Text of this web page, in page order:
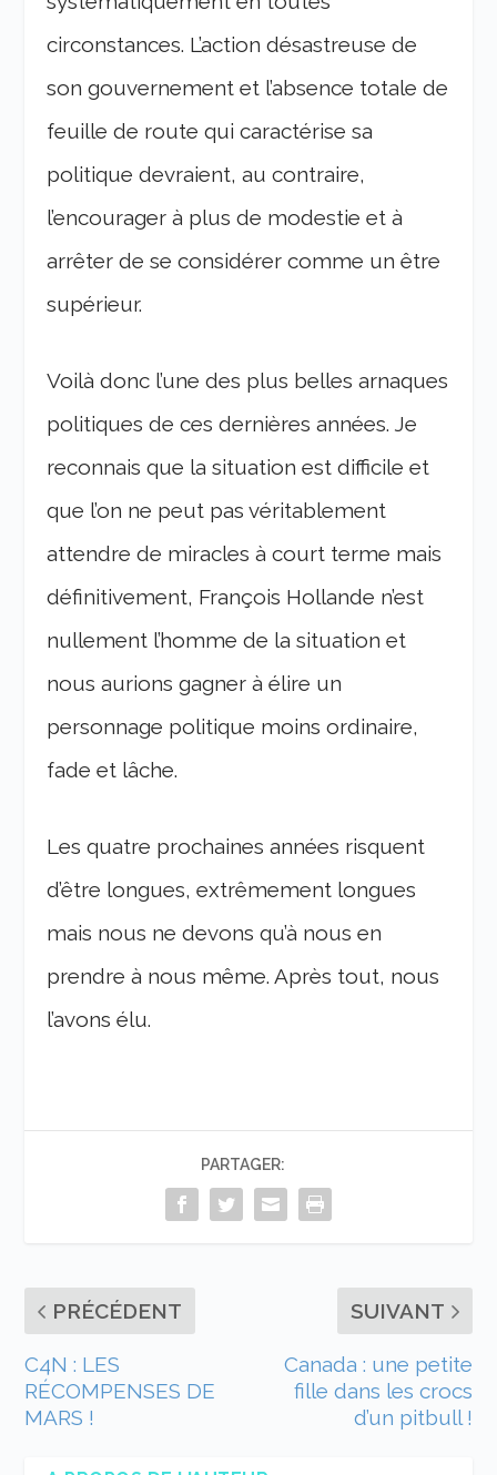
circonstances. L’action désastreuse de
son gouvernement et l’absence totale de
feuille de route qui caractérise sa
politique devraient, au contraire,
l’encourager à plus de modestie et à
arrêter de se considérer comme un être
supérieur.
Voilà donc l’une des plus belles arnaques
politiques de ces dernières années. Je
reconnais que la situation est difficile et
que l’on ne peut pas véritablement
attendre de miracles à court terme mais
définitivement, François Hollande n’est
nullement l’homme de la situation et
nous aurions gagner à élire un
personnage politique moins ordinaire,
fade et lâche.
Les quatre prochaines années risquent
d’être longues, extrêmement longues
mais nous ne devons qu’à nous en
prendre à nous même. Après tout, nous
l’avons élu.
PARTAGER:
PRÉCÉDENT
C4N : LES
RÉCOMPENSES DE
MARS !
SUIVANT
Canada : une petite
fille dans les crocs
d’un pitbull !